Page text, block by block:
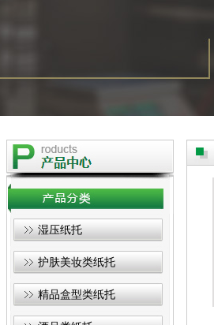
湿压纸托
护肤美妆类纸托
精品盒型类纸托